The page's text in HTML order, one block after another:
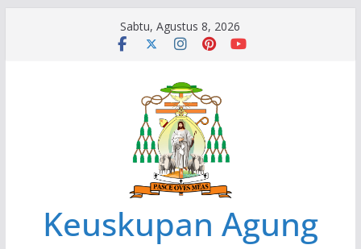
Sabtu, Agustus 8, 2026
Keuskupan Agung